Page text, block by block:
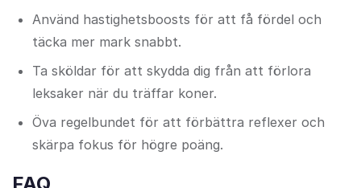
Använd hastighetsboosts för att få fördel och
täcka mer mark snabbt.
Ta sköldar för att skydda dig från att förlora
leksaker när du träffar koner.
Öva regelbundet för att förbättra reflexer och
skärpa fokus för högre poäng.